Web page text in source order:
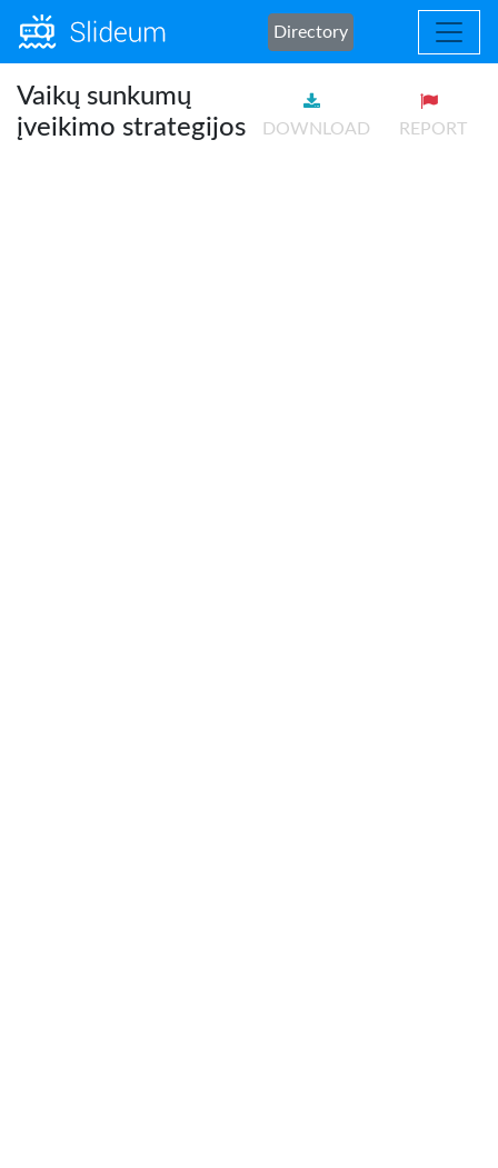
Directory
Vaikų sunkumų
įveikimo strategijos
DOWNLOAD REPORT